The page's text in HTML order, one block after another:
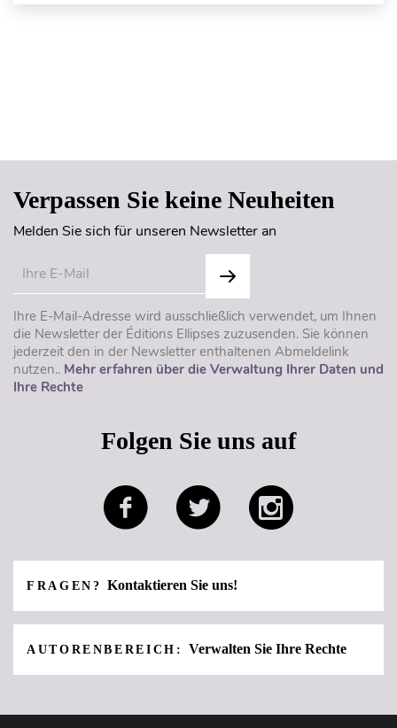
Verpassen Sie keine Neuheiten
Melden Sie sich für unseren Newsletter an
Ihre E-Mail-Adresse wird ausschließlich verwendet, um Ihnen
die Newsletter der Éditions Ellipses zuzusenden. Sie können
jederzeit den in der Newsletter enthaltenen Abmeldelink
nutzen.. Mehr erfahren über die Verwaltung Ihrer Daten und
Ihre Rechte
Folgen Sie uns auf
FRAGEN?Kontaktieren Sie uns!
AUTORENBEREICH: Verwalten Sie Ihre Rechte